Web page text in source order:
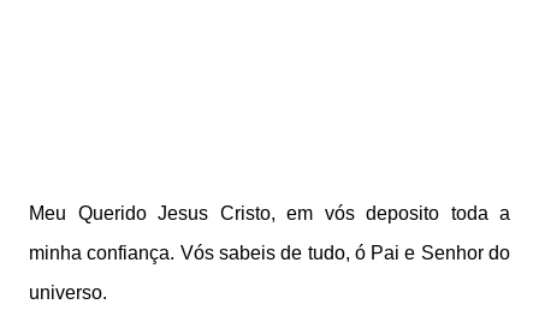
Meu Querido Jesus Cristo, em vós deposito toda a
minha confiança. Vós sabeis de tudo, ó Pai e Senhor do
universo.